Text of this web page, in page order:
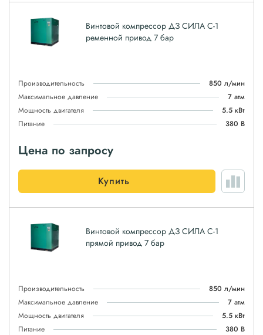
Винтовой компрессор ДЗ СИЛА С-1
ременной привод 7 бар
Производительность
850 л/мин
Максимальное давление
7 атм
Мощность двигателя
5.5 кВт
Питание
380 В
Цена по запросу
Купить
Винтовой компрессор ДЗ СИЛА С-1
прямой привод 7 бар
Производительность
850 л/мин
Максимальное давление
7 атм
Мощность двигателя
5.5 кВт
Питание
380 В